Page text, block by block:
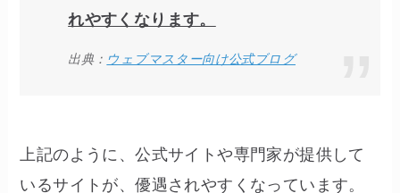
れやすくなります。
出典： ウェブマスター向け公式ブログ
上記のように、公式サイトや専門家が提供して
いるサイトが、優遇されやすくなっています。